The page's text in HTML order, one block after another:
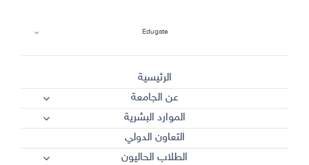
Edugate
الرئيسية
عن الجامعة
الموارد البشرية
التعاون الدولي
الطلاب الحاليون